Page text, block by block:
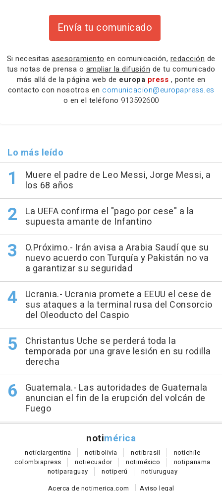
Envía tu comunicado
Si necesitas asesoramiento en comunicación, redacción de
tus notas de prensa o ampliar la difusión de tu comunicado
más allá de la página web de europa press , ponte en
contacto con nosotros en comunicacion@europapress.es
o en el teléfono 913592600
Lo más leído
Muere el padre de Leo Messi, Jorge Messi, a
los 68 años
La UEFA confirma el "pago por cese" a la
supuesta amante de Infantino
O.Próximo.- Irán avisa a Arabia Saudí que su
nuevo acuerdo con Turquía y Pakistán no va
a garantizar su seguridad
Ucrania.- Ucrania promete a EEUU el cese de
sus ataques a la terminal rusa del Consorcio
del Oleoducto del Caspio
Christantus Uche se perderá toda la
temporada por una grave lesión en su rodilla
derecha
Guatemala.- Las autoridades de Guatemala
anuncian el fin de la erupción del volcán de
Fuego
notimérica
noticiargentina notibolivia notibrasil notichile
colombiapress notiecuador notiméxico notipanama
notiparaguay notiperú notiuruguay
Acerca de notimerica.com
Aviso legal